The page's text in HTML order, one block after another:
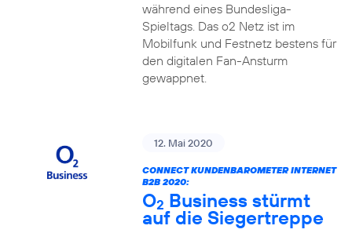
während eines Bundesliga-
Spieltags. Das o2 Netz ist im
Mobilfunk und Festnetz bestens für
den digitalen Fan-Ansturm
gewappnet.
12. Mai 2020
CONNECT KUNDENBAROMETER INTERNET
B2B 2020:
O2 Business stürmt
auf die Siegertreppe